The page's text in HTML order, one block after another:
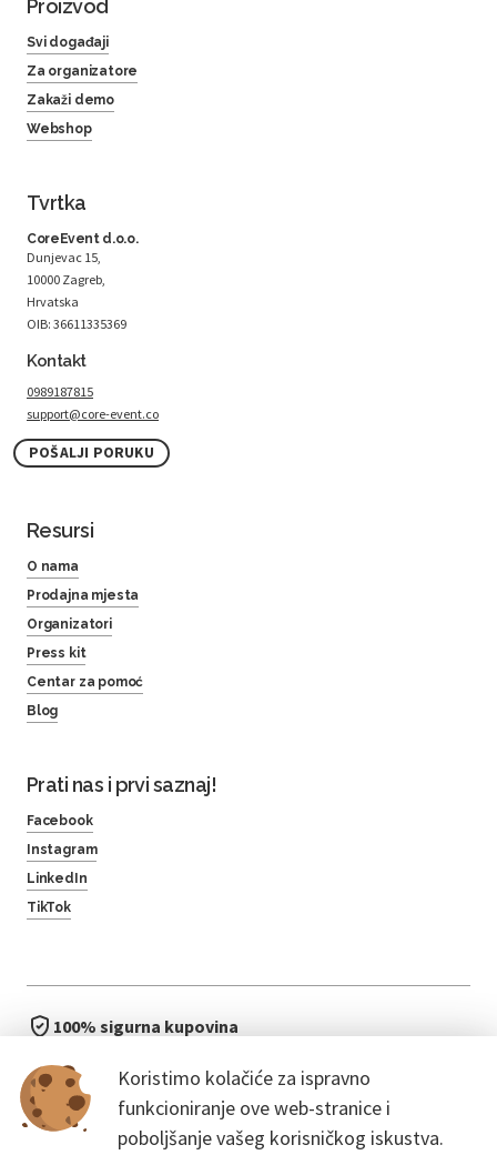
Koristimo kolačiće za ispravno
funkcioniranje ove web-stranice i
poboljšanje vašeg korisničkog iskustva.
Proizvod
Svi događaji
Za organizatore
Zakaži demo
Webshop
Tvrtka
CoreEvent d.o.o.
Dunjevac 15,
10000 Zagreb,
Hrvatska
OIB: 36611335369
Kontakt
0989187815
support@core-event.co
POŠALJI PORUKU
Resursi
O nama
Prodajna mjesta
Organizatori
Press kit
Centar za pomoć
Blog
Prati nas i prvi saznaj!
Facebook
Instagram
LinkedIn
TikTok
100% sigurna kupovina
bez čekanja u redu